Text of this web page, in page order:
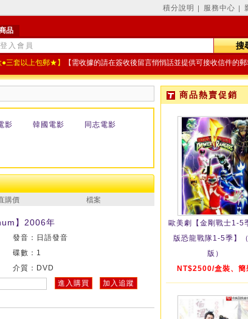
積分說明 服務中心
品
●三套以上包郵★】 【需收據的請在簽收後留言悄悄話並提供可接收信件的郵
影 韓國電影 同志電影
購價 檔案
】2006年
發音：日語發音
碟數：1
介質：DVD
進入購買 加入追蹤
商品熱賣促銷
歐美劇【金剛戰士1-5
版恐龍戰隊1-5季】
版）
NT$2500/盒裝、簡